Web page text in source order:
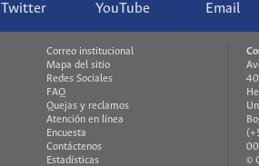
Twitter YouTube Email
Correo institucional
Mapa del sitio
Redes Sociales
FAQ
Quejas y reclamos
Atención en línea
Encuesta
Contáctenos
Estadísticas
©